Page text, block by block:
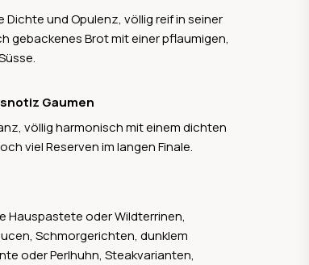
Dichte und Opulenz, völlig reif in seiner
gebackenes Brot mit einer pflaumigen,
Gaumen
völlig harmonisch mit einem dichten
viel Reserven im langen Finale.
Hauspastete oder Wildterrinen,
Schmorgerichten, dunklem
oder Perlhuhn, Steakvarianten,